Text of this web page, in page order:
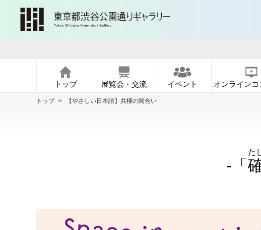
トップ 展覧会・交流 イベント オンラインコ
トップ > 【やさしい日本語】共棲の間合い
-「
た